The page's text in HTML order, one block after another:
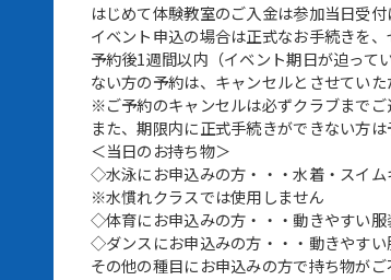
はじめて体験教室のご入金は参加当日受付
イベント申込の場合は正式なお手続きを
予約後1週間以内（イベント期日が迫っ
ない方の予約は、キャンセルとさせていた
※ご予約のキャンセルは必ずクラブまでご
また、期限内に正式手続きができない方は
＜当日のお持ち物＞
◇水泳にお申込みの方・・・水着・スイ
※水慣れクラスでは使用しません
◇体育にお申込みの方・・・動きやすい
◇ダンスにお申込みの方・・・動きやす
その他の種目にお申込みの方で持ち物が